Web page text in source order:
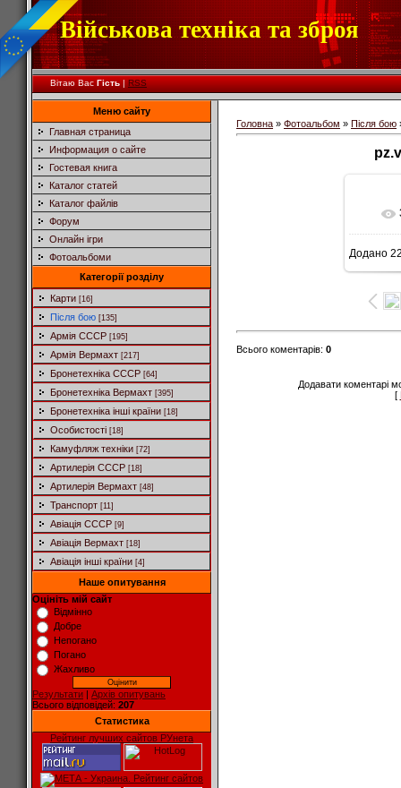
Військова техніка та зброя
Вітаю Вас Гість|RSS
Меню сайту
Главная страница
Информация о сайте
Гостевая книга
Каталог статей
Каталог файлів
Форум
Онлайн ігри
Фотоальбоми
Категорії розділу
Карти [16]
Після бою [135]
Армія СССР [195]
Армія Вермахт [217]
Бронетехніка СССР [64]
Бронетехніка Вермахт [395]
Бронетехніка інші країни [18]
Особистості [18]
Камуфляж техніки [72]
Артилерія СССР [18]
Артилерія Вермахт [48]
Транспорт [11]
Авіація СССР [9]
Авіація Вермахт [18]
Авіація інші країни [4]
Наше опитування
Оцініть мій сайт
Відмінно
Добре
Непогано
Погано
Жахливо
Результати | Архів опитувань
Всього відповідей: 207
Статистика
Рейтинг лучших сайтов РУнета
Головна » Фотоальбом » Після бою
Додано
Всього коментарів: 0
Додавати коментарі
[